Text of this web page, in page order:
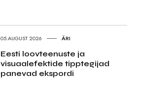
05.AUGUST 2026 ÄRI
Eesti loovteenuste ja
visuaalefektide tipptegijad
panevad ekspordi